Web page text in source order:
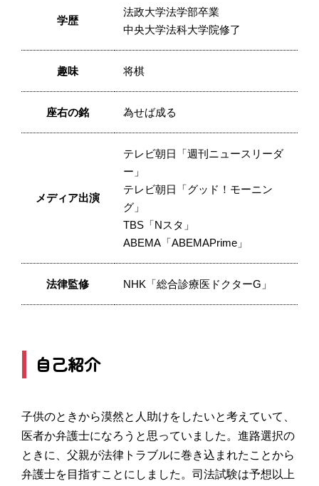
学歴
法政大学法学部卒業
中央大学法科大学院修了
趣味 将棋
座右の銘 為せば成る
メディア出演
テレビ朝日「週刊ニュースリーダ
ー」
テレビ朝日「グッド！モーニン
グ」
TBS「Nスタ」
ABEMA「ABEMAPrime」
法律監修 NHK「総合診療医ドクターG」
自己紹介
子供のときから漠然と人助けをしたいと考えていて、
医者か弁護士になろうと思っていました。進路選択の
ときに、父親が法律トラブルに巻き込まれたことから
弁護士を目指すことにしました。司法試験は予想以上